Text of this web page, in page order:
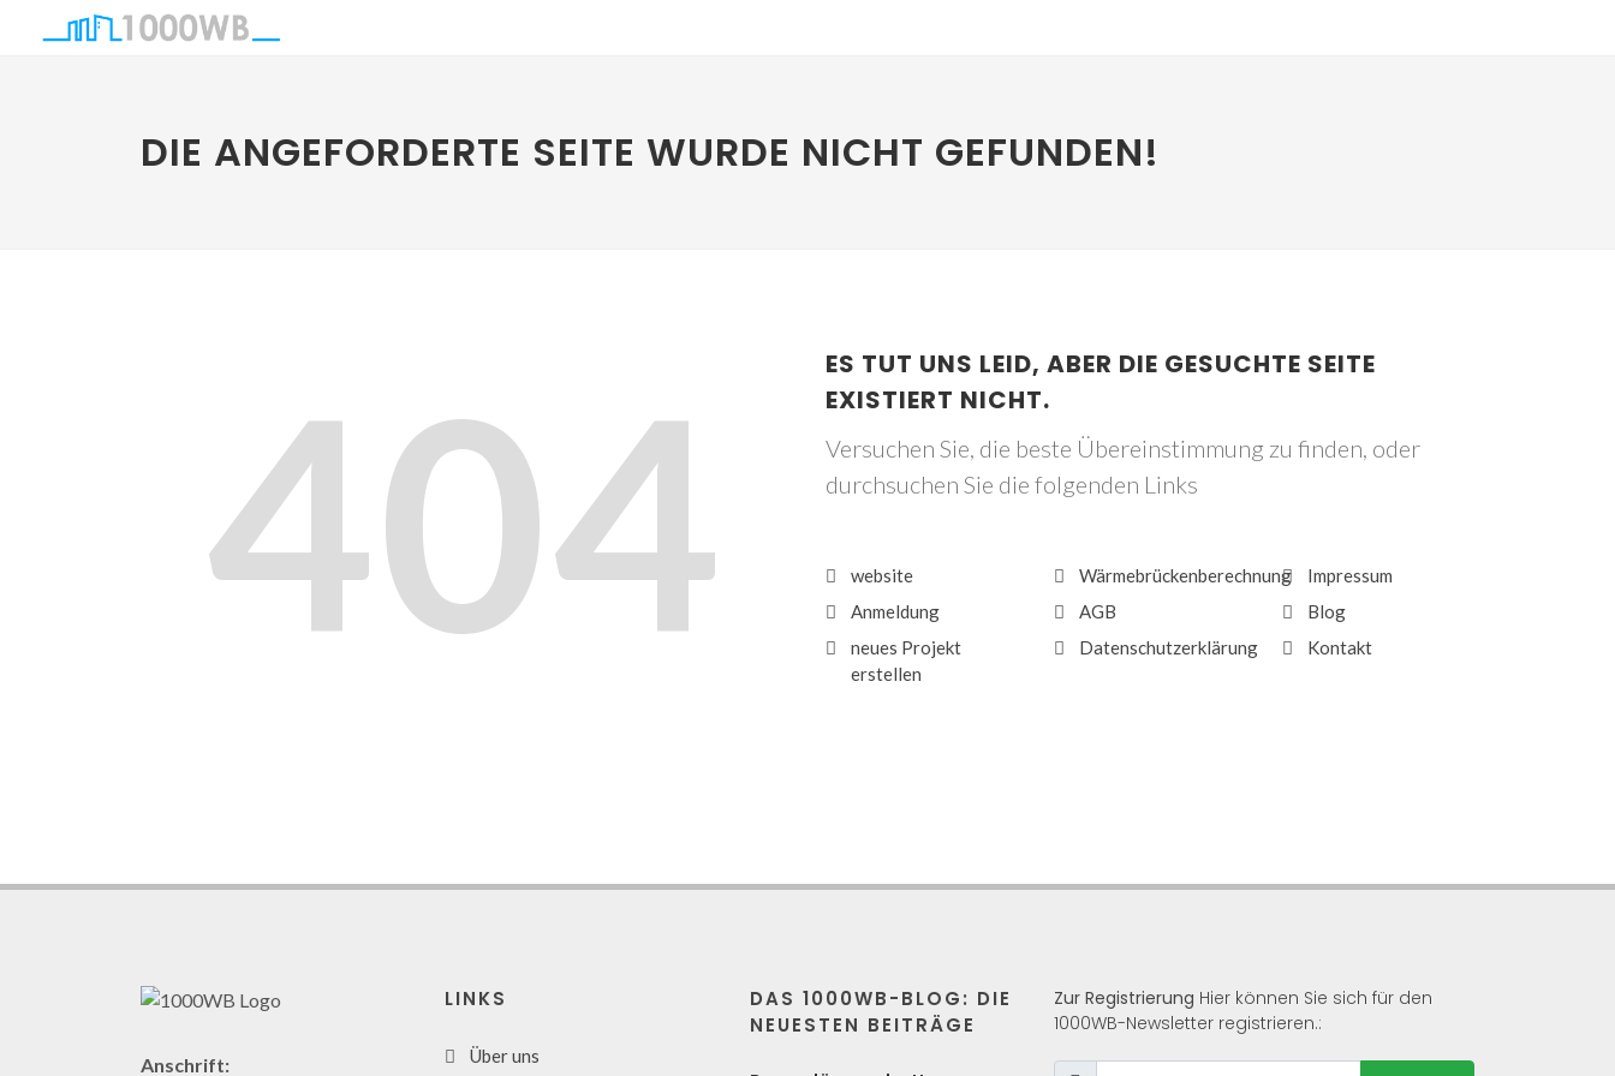
DIE ANGEFORDERTE SEITE WURDE NICHT GEFUNDEN!
404
ES TUT UNS LEID, ABER DIE GESUCHTE SEITE
EXISTIERT NICHT.
Versuchen Sie, die beste Übereinstimmung zu finden, oder
durchsuchen Sie die folgenden Links
website
Anmeldung
neues Projekt
erstellen
Wärmebrückenberechnung
AGB
Datenschutzerklärung
Impressum
Blog
Kontakt
Anschrift:
LINKS
Über uns
DAS 1000WB-BLOG: DIE
NEUESTEN BEITRÄGE
Zur Registrierung Hier können Sie sich für den
1000WB-Newsletter registrieren.: